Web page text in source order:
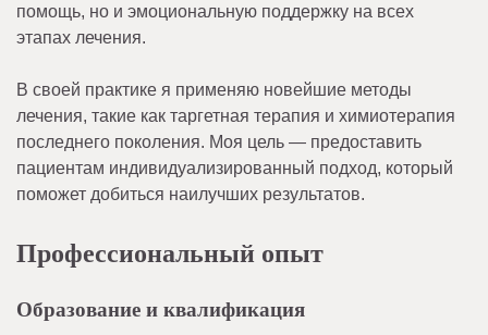
помощь, но и эмоциональную поддержку на всех
этапах лечения.
В своей практике я применяю новейшие методы
лечения, такие как таргетная терапия и химиотерапия
последнего поколения. Моя цель — предоставить
пациентам индивидуализированный подход, который
поможет добиться наилучших результатов.
Профессиональный опыт
Образование и квалификация